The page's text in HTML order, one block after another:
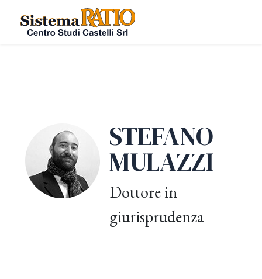
STEFANO
MULAZZI
Dottore in
giurisprudenza